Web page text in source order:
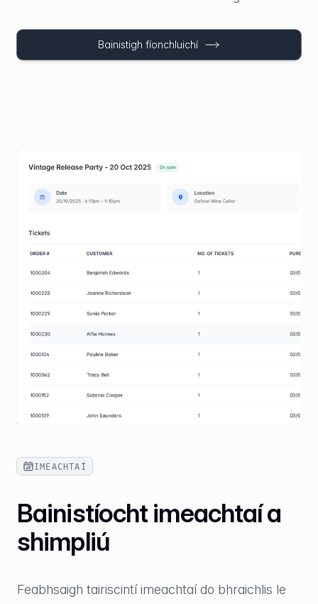
Bainistigh fíonchluichí
IMEACHTAÍ
Bainistíocht imeachtaí a
shimpliú
Feabhsaigh tairiscintí imeachtaí do bhraichlis le